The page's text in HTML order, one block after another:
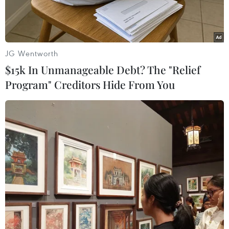
nhất với hai khinh khí cầu bayvà ba khinh khí
cầu treo.
Tuy là lần đầu tiên đến Malaysia, nhưng đội
quận 1, Thành phố Hồ Chí Minh đại diện, đã
được nước chủ nhàtín nhiệm đề nghị đưa đến 5
khinh khí cầu trong toàn bộ 27 khinh khí cầu
đến từ14 nước gồm Mỹ, Nhật Bản, Bỉ, Thụy Sĩ,
New Zealand, Hà Lan, Pháp, Đức, Anh,Dubai,
Ấn Độ, Thái Lan, Malaysia và Việt Nam.
Ông Hoàng Ngọc Nam, Phó tổngcông ty Chiến
Thắng, cho biết: “Lần đầu tiên đến Malaysia
tham dự hình thức khinh khí cầu baytự do, toàn
đội ý thức được vinh dự đại diện cho quốc gia
JG Wentworth
$15k In Unmanageable Debt? The "Relief
Program" Creditors Hide From You